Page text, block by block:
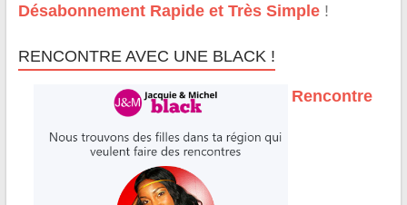
Désabonnement Rapide et Très Simple!
RENCONTRE AVEC UNE BLACK !
Rencontre